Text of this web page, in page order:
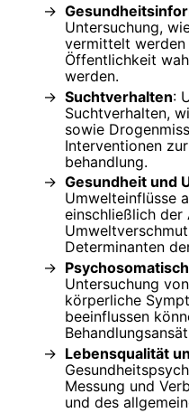
Untersuchung,
vermittelt
Öffentlichkeit
werden.
Suchtverhalten:
Suchtverhalten,
sowie
Interventionen
behandlung.
Gesundheit und
Umwelteinflüsse
einschließlich der
Determinanten
Untersuchung
körperliche
beeinflussen
Lebensqualität
Messung und
und des